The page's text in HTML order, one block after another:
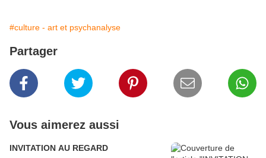
#culture - art et psychanalyse
Partager
Vous aimerez aussi
INVITATION AU REGARD